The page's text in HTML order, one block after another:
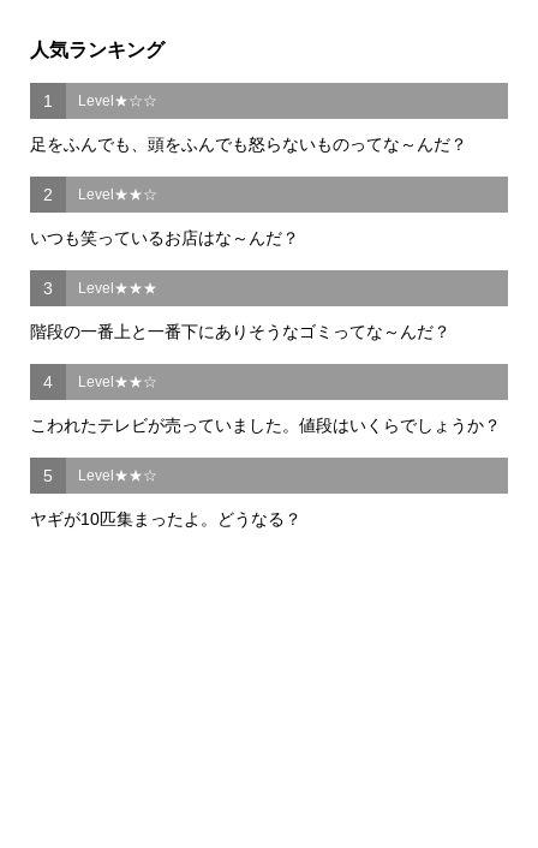
人気ランキング
1 Level★☆☆
足をふんでも、頭をふんでも怒らないものってな～んだ？
2 Level★★☆
いつも笑っているお店はな～んだ？
3 Level★★★
階段の一番上と一番下にありそうなゴミってな～んだ？
4 Level★★☆
こわれたテレビが売っていました。値段はいくらでしょうか？
5 Level★★☆
ヤギが10匹集まったよ。どうなる？